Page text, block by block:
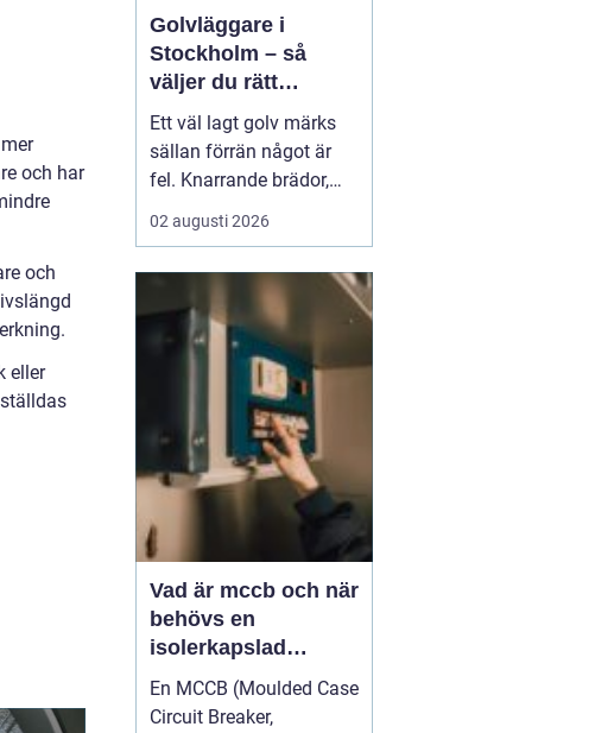
och har
och
eller
Golvläggare i
Stockholm – så
väljer du rätt
hantverkare för
hållbara golv
Ett väl lagt golv märks
sällan förrän något är
fel. Knarrande brädor,
ojämna skarvar eller
spruckna fogar
ett slarvigt utfört arbete.
Därför blir valet av
golvl&a...
02 augusti 2026
Vad är mccb och när
behövs en
isolerkapslad
effektbrytare?
En MCCB (Moulded Case
Circuit Breaker,